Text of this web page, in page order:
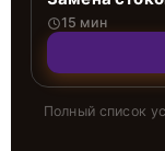
15 мин
Полный список